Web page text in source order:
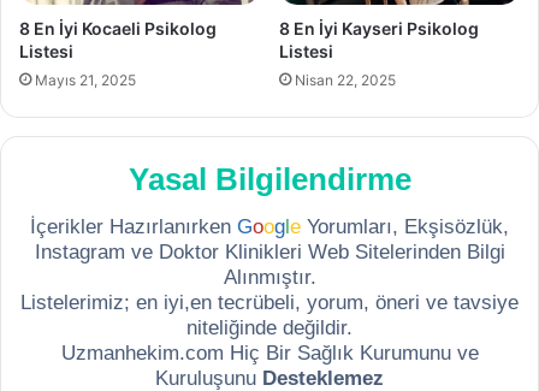
8 En İyi Kocaeli Psikolog
Listesi
Mayıs 21, 2025
8 En İyi Kayseri Psikolog
Listesi
Nisan 22, 2025
Yasal Bilgilendirme
İçerikler Hazırlanırken Google Yorumları, Ekşisözlük,
Instagram ve Doktor Klinikleri Web Sitelerinden Bilgi
Alınmıştır.
Listelerimiz; en iyi,en tecrübeli, yorum, öneri ve tavsiye
niteliğinde değildir.
Uzmanhekim.com Hiç Bir Sağlık Kurumunu ve
Kuruluşunu Desteklemez